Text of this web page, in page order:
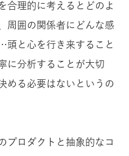
合理的に考えるとどのよ
周囲の関係者にどんな感
と心を行き来すること
に分析することが大切
める必要はないというの
プロダクトと抽象的なコ